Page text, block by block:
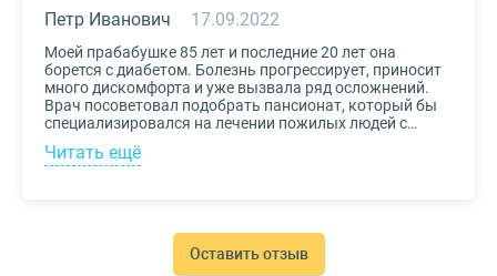
17.09.2022
Петр Иванович
Моей прабабушке 85 лет и последние 20 лет она
борется с диабетом. Болезнь прогрессирует, приносит
много дискомфорта и уже вызвала ряд осложнений.
Врач посоветовал подобрать пансионат, который бы
специализировался на лечении пожилых людей с
диабетом. К выбору заведения подошли со всей
серьезностью, важно было, чтобы за прабабушкой
окружили заботой. Таким заведением оказался
пансионат для пожилых Опека. Находится в Москве, в
соседнем районе, поэтому проведывать дорогого нам
Читать ещё
Оставить отзыв